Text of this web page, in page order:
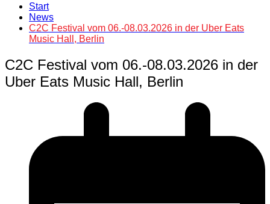
Start
News
C2C Festival vom 06.-08.03.2026 in der Uber Eats
Music Hall, Berlin
C2C Festival vom 06.-08.03.2026 in der
Uber Eats Music Hall, Berlin